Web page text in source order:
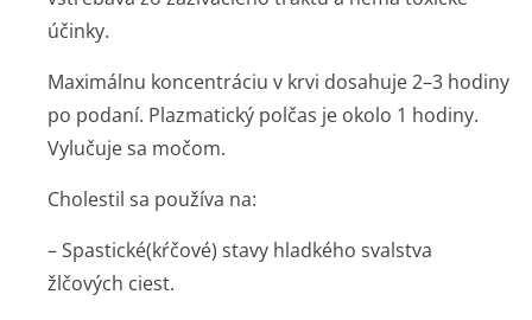
účinky.
Maximálnu koncentráciu v krvi dosahuje 2–3 hodiny
po podaní. Plazmatický polčas je okolo 1 hodiny.
Vylučuje sa močom.
Cholestil sa používa na:
– Spastické(kŕčové) stavy hladkého svalstva
žlčových ciest.